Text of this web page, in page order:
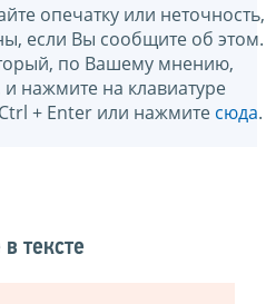
опечатку или неточность,
если Вы сообщите об этом.
по Вашему мнению,
нажмите на клавиатуре
+ Enter или нажмите сюда.
тексте